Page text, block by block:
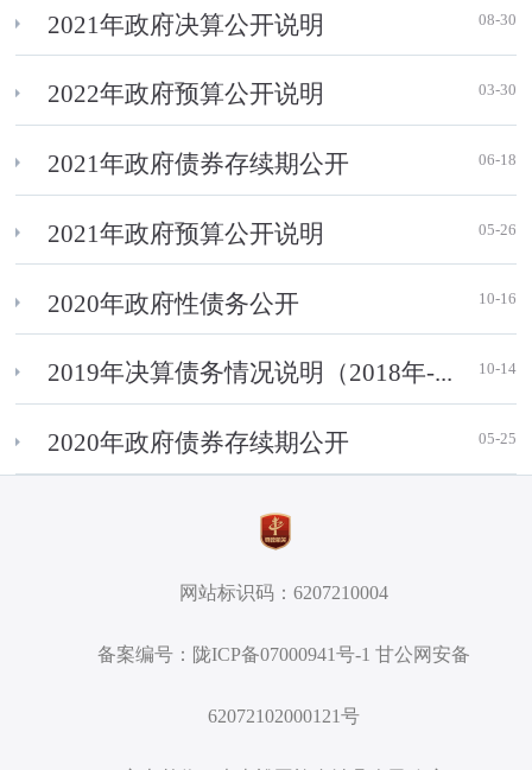
2021年政府决算公开说明 08-30
2022年政府预算公开说明 03-30
2021年政府债券存续期公开 06-18
2021年政府预算公开说明 05-26
2020年政府性债务公开 10-16
2019年决算债务情况说明（2018年-... 10-14
2020年政府债券存续期公开 05-25
网站标识码：6207210004
备案编号：陇ICP备07000941号-1 甘公网安备
62072102000121号